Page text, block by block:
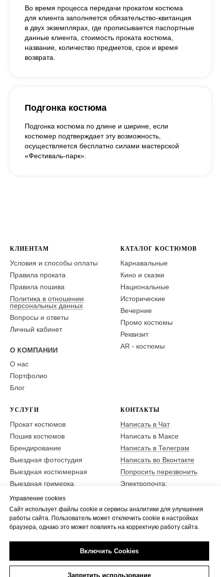
Во время процесса передачи прокатом костюма
для клиента заполняется обязательство-квитанция
в двух экземплярах, где прописывается паспортные
данные клиента, стоимость проката костюма,
название, количество предметов, срок и время
возврата.
Подгонка костюма
Подгонка костюма по длине и ширине, если
костюмер подтверждает эту возможность,
осуществляется бесплатно силами мастерской
«Фестиваль-парк».
КЛИЕНТАМ
Условия и способы оплаты
Правила проката
Правила пошива
Политика в отношении
персональных данных
Вопросы и ответы
Личный кабинет
О КОМПАНИИ
О нас
Портфолио
Блог
КАТАЛОГ КОСТЮМОВ
Карнавальные
Кино и сказки
Национальные
Исторические
Вечерние
Промо костюмы
Реквизит
AR - костюмы
УСЛУГИ
Прокат костюмов
Пошив костюмов
Брендирование
Выездная фотостудия
Выездная костюмерная
Выездная гримерка
Фотодни
Костюмированный бал
Аниматоры в костюмах
Аниматор бокс
КОНТАКТЫ
Написать в Чат
Написать в Максе
Написать в Телеграм
Написать во Вконтакте
Попросить перезвонить
Электропочта:
645–7673
Адрес: метро
117218, Москва, Россия,
ул. Новочеремушкинская
25,
Управление cookies
Сайт использует файлы cookie и сервисы аналитики для улучшения
работы сайта. Пользователь может отключить cookie в настройках
браузера, однако это может повлиять на корректную работу сайта.
Включить Cookies
Запретить использование